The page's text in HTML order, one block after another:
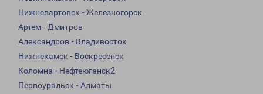
Нижневартовск - Железногорск
Артем - Дмитров
Александров - Владивосток
Нижнекамск - Воскресенск
Коломна - Нефтеюганск2
Первоуральск - Алматы